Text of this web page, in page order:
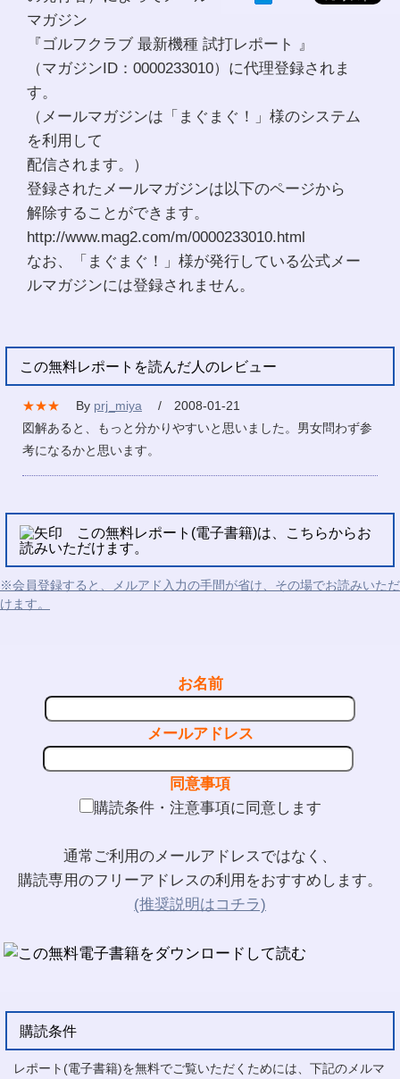
マガジン
『ゴルフクラブ 最新機種 試打レポート 』
（マガジンID：0000233010）に代理登録されま
す。
（メールマガジンは「まぐまぐ！」様のシステム
を利用して
配信されます。）
登録されたメールマガジンは以下のページから
解除することができます。
http://www.mag2.com/m/0000233010.html
なお、「まぐまぐ！」様が発行している公式メー
ルマガジンには登録されません。
この無料レポートを読んだ人のレビュー
★★★ By prj_miya
/ 2008-01-21
図解あると、もっと分かりやすいと思いました。男女問わず参
考になるかと思います。
この無料レポート(電子書籍)は、こちらからお
読みいただけます。
※会員登録すると、メルアド入力の手間が省け、その場でお読みいただ
けます。
お名前
メールアドレス
同意事項
購読条件・注意事項に同意します
通常ご利用のメールアドレスではなく、
購読専用のフリーアドレスの利用をおすすめします。
(推奨説明はコチラ)
購読条件
レポート(電子書籍)を無料でご覧いただくためには、下記のメルマ